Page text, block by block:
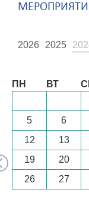
2026 2025
ПН ВТ
5
6
12
13
19
20
26
27